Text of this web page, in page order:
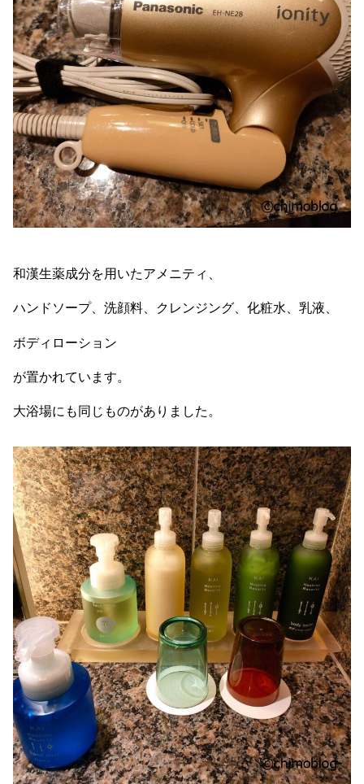
和漢生薬成分を用いたアメニティ、
ハンドソープ、洗顔料、クレンジング、化粧水、乳液、
ボディローション
が置かれています。
大浴場にも同じものがありました。